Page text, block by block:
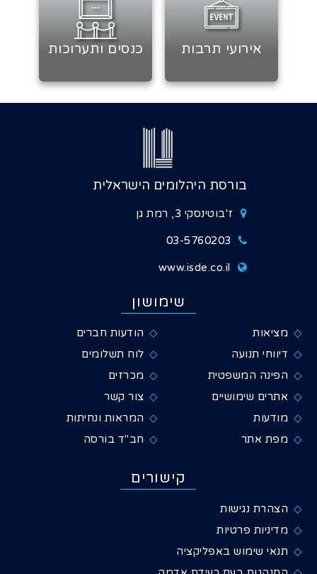
אירועי תרבות כנסים ותערוכות
בורסת היהלומים הישראלית
ז'בוטינסקי 3, רמת גן
03-5760203
www.isde.co.il
שימושון
מציאות
הודעות חברים
דיווחי תנועה
לוח תשלומים
הפינה המשפטית
מכרזים
אתרים שימושיים
צור קשר
מודעות
המראות ונחיתות
מפת אתר
חב"ד בורסה
קישורים
הצהרת נגישות
מדיניות פרטיות
תנאי שימוש באפליקציה